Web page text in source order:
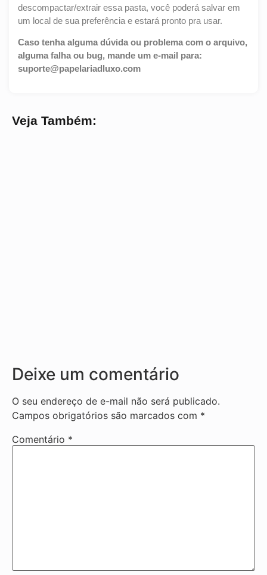
descompactar/extrair essa pasta, você poderá salvar em
um local de sua preferência e estará pronto pra usar.
Caso tenha alguma dúvida ou problema com o arquivo,
alguma falha ou bug, mande um e-mail para:
suporte@papelariadluxo.com
Veja Também:
Deixe um comentário
O seu endereço de e-mail não será publicado.
Campos obrigatórios são marcados com *
Comentário *